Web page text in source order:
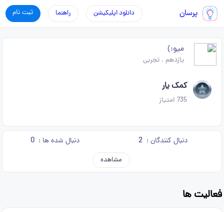
پرسان ثبت نام راهنما دانلود اپلیکیشن
میو:)
یازدهم .تجربی
کمک یار
735 امتیاز
دنبال کنندگان : 2 دنبال شده ها : 0
مشاهده
فعالیت ها